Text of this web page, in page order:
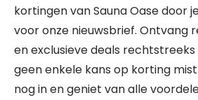
kortingen van Sauna Oase door
voor onze nieuwsbrief. Ontvang
en exclusieve deals rechtstreeks
geen enkele kans op korting
nog in en geniet van alle